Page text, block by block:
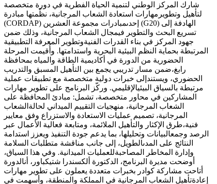
شارك المركز الوطني لتنمية الحياة الفطرية في دورة متخصصة
لتأهيل وتطويرمهارات استعادة الشعاب المرجانية، نظّمتها مبادرة
(CORDAP) إحدىمبادرات مجموعة العشرين (G20) الهادفة إلى
تسريع البحث والتطوير فيمجال الشعاب المرجانية، وذلك ضمن
جهود المركز في بناء القدرات الفنيةوتطوير المعرفة التطبيقية
المرتبطة بحماية النظم البيئية البحرية واستدامتها. وأُقيمت المرحلة
الحضورية من الدورة في أكاديمية الطاقة والمياه بمحافظة
رابغ،ضمن مسار تدريبي يجمع بين التأهيل المسبق والتدريب
الحضوري، ويستندإلى خبرات دولية متخصصة مع تطبيقات عملية
مرتبطة بالسياق البيئيالإقليمي. وركّز البرنامج على تطوير مهارات
المشاركين في محاور متخصصة، تشمل: مبادئ المحافظة على
الشعاب المرجانية، منهجيات التقييم الميداني لحالةالشعاب
المرجانية، تصميم عمليات الاستعادة والاستزراع وفق معايير
فنية،طرق الإكثار والتأهيل الملائمة، ومتابعة فعالية الأعمال عبر
الرصد وجمعالبيانات وتحليلها، بما يدعم جودة التنفيذ ويعزز استدامة
النتائج على المدىالطويل، إلى جانب مناقشة متطلبات السلامة
وإدارة المخاطر المصاحبةللعمليات الميدانية. وفي هذا السياق،
أوضحت مديرة البرنامج، الدكتورة ألكسندرا شتيكباور، أنالدورة
أتاحت مشاركة كوادر بخبرات متعددة يعملون على تطوير مهارات
إعادةتأهيل الشعاب المرجانية في المملكة والمنطقة، وأسهمت في